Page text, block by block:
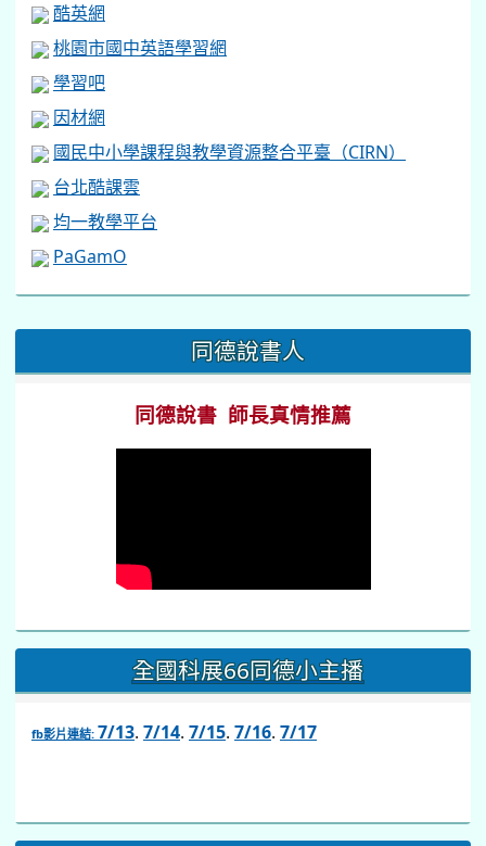
酷英網
桃園市國中英語學習網
學習吧
因材網
國民中小學課程與教學資源整合平臺（CIRN）
台北酷課雲
均一教學平台
PaGamO
::: 同德說書人
同德說書 師長真情推薦
全國科展66同德小主播
fb影片連結: 7/13. 7/14. 7/15. 7/16. 7/17
https://www.facebook.com/share/v/1BsLSkstia/